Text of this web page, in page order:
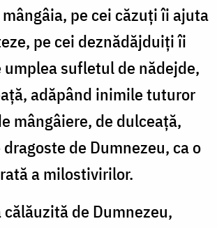
pe cei căzuți îi ajuta
pe cei deznădăjduiți îi
sufletul de nădejde,
adăpând inimile tuturor
mângâiere, de dulceață,
de Dumnezeu, ca o
a milostivirilor.
de Dumnezeu,